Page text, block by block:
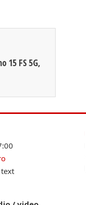
15 FS 5G,